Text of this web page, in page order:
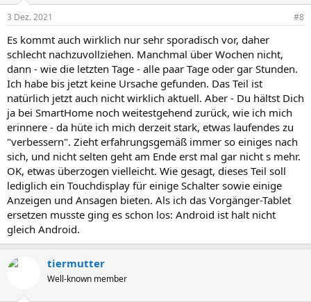
3 Dez. 2021 #8
Es kommt auch wirklich nur sehr sporadisch vor, daher
schlecht nachzuvollziehen. Manchmal über Wochen nicht,
dann - wie die letzten Tage - alle paar Tage oder gar Stunden.
Ich habe bis jetzt keine Ursache gefunden. Das Teil ist
natürlich jetzt auch nicht wirklich aktuell. Aber - Du hältst Dich
ja bei SmartHome noch weitestgehend zurück, wie ich mich
erinnere - da hüte ich mich derzeit stark, etwas laufendes zu
"verbessern". Zieht erfahrungsgemäß immer so einiges nach
sich, und nicht selten geht am Ende erst mal gar nicht s mehr.
OK, etwas überzogen vielleicht. Wie gesagt, dieses Teil soll
lediglich ein Touchdisplay für einige Schalter sowie einige
Anzeigen und Ansagen bieten. Als ich das Vorgänger-Tablet
ersetzen musste ging es schon los: Android ist halt nicht
gleich Android.
tiermutter
Well-known member